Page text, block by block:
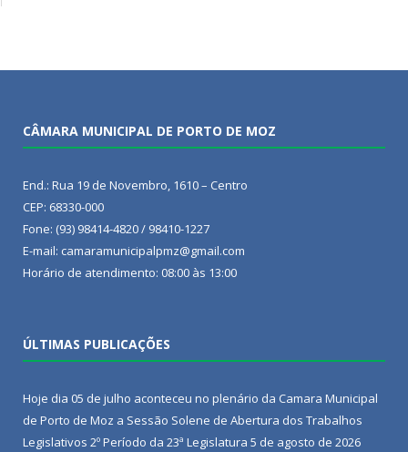
CÂMARA MUNICIPAL DE PORTO DE MOZ
End.: Rua 19 de Novembro, 1610 – Centro
CEP: 68330-000
Fone: (93) 98414-4820 / 98410-1227
E-mail: camaramunicipalpmz@gmail.com
Horário de atendimento: 08:00 às 13:00
ÚLTIMAS PUBLICAÇÕES
Hoje dia 05 de julho aconteceu no plenário da Camara Municipal
de Porto de Moz a Sessão Solene de Abertura dos Trabalhos
Legislativos 2º Período da 23ª Legislatura 5 de agosto de 2026